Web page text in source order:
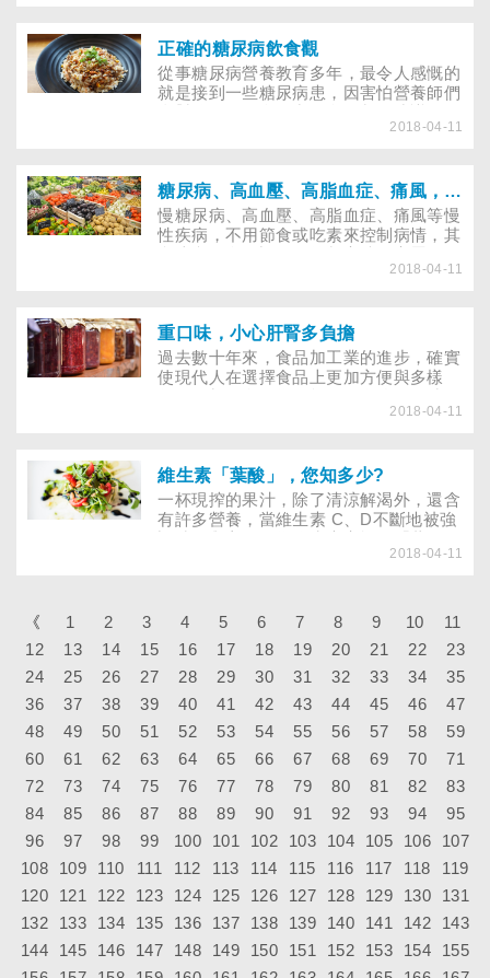
品中含有某些成分能有效地預防或減少疾
病。以往的營養研究重點在預防營養不良
或營養缺乏症，近數十年來已轉向預防慢
性疾病，因此功能食品應運而生。
正確的糖尿病飲食觀
從事糖尿病營養教育多年，最令人感慨的
就是接到一些糖尿病患，因害怕營養師們
願接受飲食指導，而以自己的想法與觀念
師的指導後，才恍然大悟糖尿病飲食並不
如想像中那麼可怕，並不是什麼東西都不
能吃，而是有很多東西都可以吃，只是要
知道可以吃多少量的問題而已。
2018-04-11
糖尿病、高血壓、高脂血症、痛風，吃對食物遠離病痛
慢糖尿病、高血壓、高脂血症、痛風等慢
性疾病，不用節食或吃素來控制病情，其
低碳水化合物的攝取量，不僅能吃得開
2018-04-11
重口味，小心肝腎多負擔
過去數十年來，食品加工業的進步，確實
使現代人在選擇食品上更加方便與多樣
間，並維持一定色澤，除以傳統的加熱方
工業的發達，似乎也造就現代人講究重口
味的習性，飲食除了愈來愈趨向精緻化
外，也想盡辦法添加不少含鈉離子的調味
料，麻痺消費者品嘗食物原始風味的味
蕾，而「細軟油酥」的質地更是被過度強
2018-04-11
維生素「葉酸」，您知多少?
一杯現搾的果汁，除了清涼解渴外，還含
有許多營養，當維生素 C、D不斷地被強
酸」，也正默默地在發揮它的功能。「葉
2018-04-11
《 1 2 3 4 5 6 7 8 9 10
11
12
13 14 15 16 17 18 19 20 21 22
23
24
25 26 27 28 29 30 31 32 33 34
35
36
37 38 39 40 41 42 43 44 45 46
47
48
49 50 51 52 53 54 55 56 57 58
59
60
61 62 63 64 65 66 67 68 69 70
71
72
73 74 75 76 77 78 79 80 81 82
83
84
85 86 87 88 89 90 91 92 93 94
95
96
97 98 99 100 101 102 103 104 105 106
107
108
109 110 111 112 113 114 115 116 117 118
119
120
121 122 123 124 125 126 127 128 129 130
131
132
133 134 135 136 137 138 139 140 141 142
143
144
145 146 147 148 149 150 151 152 153 154
155